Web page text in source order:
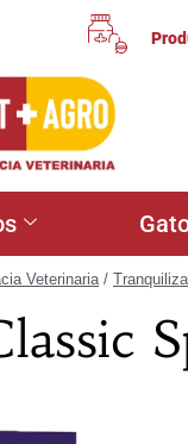
Veterinaria/